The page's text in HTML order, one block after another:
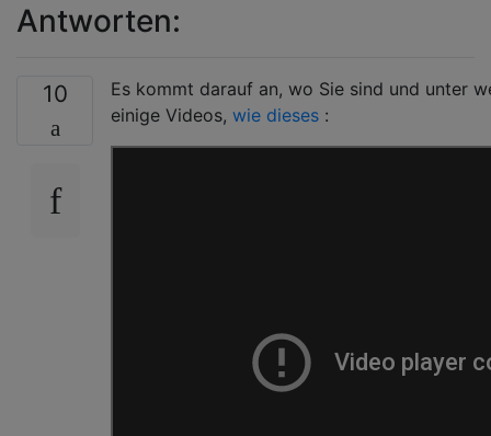
Antworten:
10
Es kommt darauf an, wo Sie sind und unter
einige Videos, wie dieses :